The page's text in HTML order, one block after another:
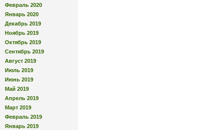
Февраль 2020
Январь 2020
Декабрь 2019
Ноябрь 2019
Октябрь 2019
Сентябрь 2019
Август 2019
Июль 2019
Июнь 2019
Май 2019
Апрель 2019
Март 2019
Февраль 2019
Январь 2019